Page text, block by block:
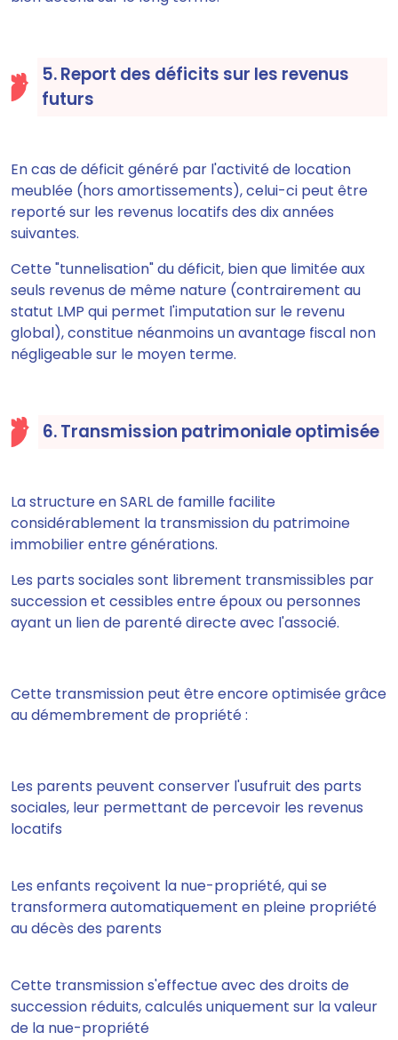
5. Report des déficits sur les revenus
futurs
En cas de déficit généré par l'activité de location
meublée (hors amortissements), celui-ci peut être
reporté sur les revenus locatifs des dix années
suivantes.
Cette "tunnelisation" du déficit, bien que limitée aux
seuls revenus de même nature (contrairement au
statut LMP qui permet l'imputation sur le revenu
global), constitue néanmoins un avantage fiscal non
négligeable sur le moyen terme.
6. Transmission patrimoniale optimisée
La structure en SARL de famille facilite
considérablement la transmission du patrimoine
immobilier entre générations.
Les parts sociales sont librement transmissibles par
succession et cessibles entre époux ou personnes
ayant un lien de parenté directe avec l'associé.
Cette transmission peut être encore optimisée grâce
au démembrement de propriété :
Les parents peuvent conserver l'usufruit des parts
sociales, leur permettant de percevoir les revenus
locatifs
Les enfants reçoivent la nue-propriété, qui se
transformera automatiquement en pleine propriété
au décès des parents
Cette transmission s'effectue avec des droits de
succession réduits, calculés uniquement sur la valeur
de la nue-propriété